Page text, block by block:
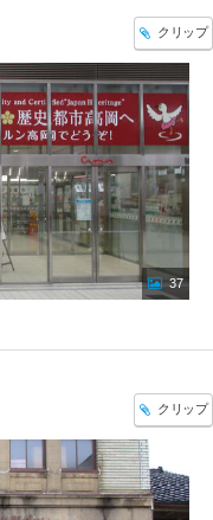
クリップ
37
クリップ